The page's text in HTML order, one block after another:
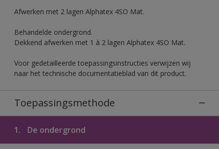
Afwerken met 2 lagen Alphatex 4SO Mat.
Behandelde ondergrond.
Dekkend afwerken met 1 à 2 lagen Alphatex 4SO Mat.
Voor gedetailleerde toepassingsinstructies verwijzen wij
naar het technische documentatieblad van dit product.
Toepassingsmethode
1. De ondergrond